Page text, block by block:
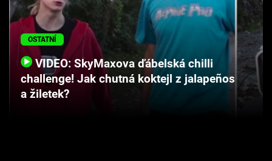
Hry
Cool Esport
Pořady
OSTATNÍ
VIDEO: SkyMaxova ďábelská chilli
challenge! Jak chutná koktejl z jalapeños
a žiletek?